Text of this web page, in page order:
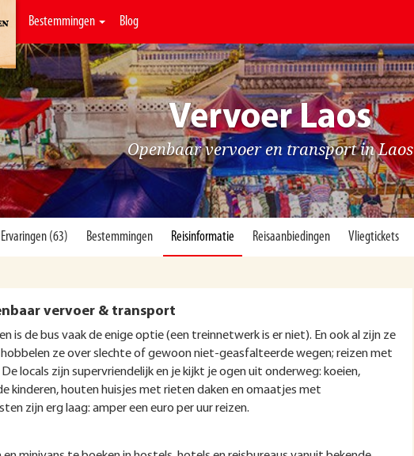
Bestemmingen Blog
Vervoer Laos
Openbaar vervoer en transport in Laos
Ervaringen (63) Bestemmingen Reisinformatie Reisaanbiedingen Vliegtickets
vervoer & transport
is de bus vaak de enige optie (een treinnetwerk is er niet). En ook al zijn ze
ze over slechte of gewoon niet-geasfalteerde wegen; reizen met
locals zijn supervriendelijk en je kijkt je ogen uit onderweg: koeien,
kinderen, houten huisjes met rieten daken en omaatjes met
zijn erg laag: amper een euro per uur reizen.